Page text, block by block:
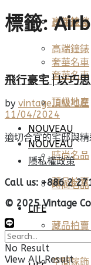
高端鐘錶
奢華名車
頂級地產
NOUVEAU
時尚名品
藏品拍賣
頂級珠寶
高端鐘錶
奢華名車
頂級地產
NOUVEAU
時尚名品
藏品拍賣
LIFE
空間傢飾
標籤:
飛行豪宅 | 以巧
by vintage
11/04/2024
適切合宜的宅邸與
隱私權政策
Call us: +886 2
© 2025 Vintage
No Result
View All Result